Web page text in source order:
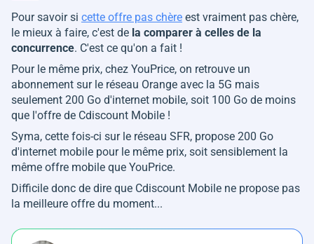
Pour savoir si cette offre pas chère est vraiment pas chère,
le mieux à faire, c'est de la comparer à celles de la
concurrence. C'est ce qu'on a fait !
Pour le même prix, chez YouPrice, on retrouve un
abonnement sur le réseau Orange avec la 5G mais
seulement 200 Go d'internet mobile, soit 100 Go de moins
que l'offre de Cdiscount Mobile !
Syma, cette fois-ci sur le réseau SFR, propose 200 Go
d'internet mobile pour le même prix, soit sensiblement la
même offre mobile que YouPrice.
Difficile donc de dire que Cdiscount Mobile ne propose pas
la meilleure offre du moment...